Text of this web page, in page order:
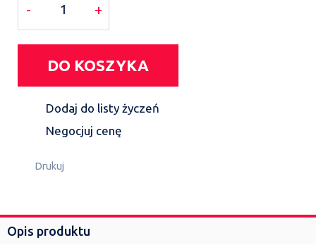
- +
DO KOSZYKA
Dodaj do listy życzeń
Negocjuj cenę
Drukuj
Opis produktu